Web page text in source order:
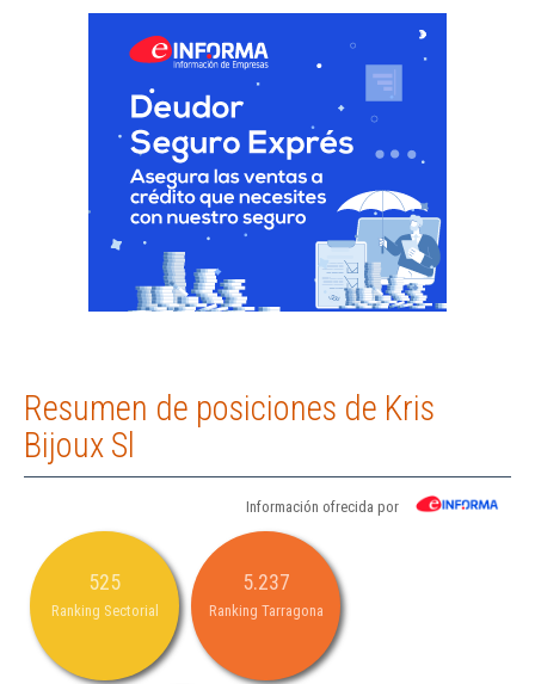
Resumen de posiciones de Kris
Bijoux Sl
Información ofrecida por
525
Ranking Sectorial
5.237
Ranking Tarragona